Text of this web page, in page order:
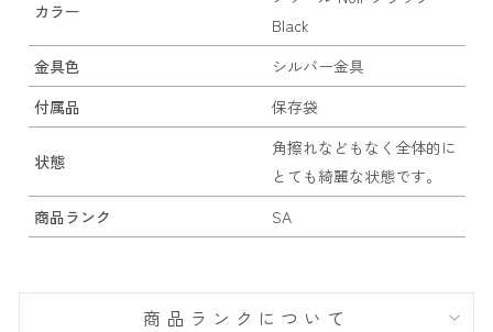
カラー
Black
金具色
シルバー金具
付属品
保存袋
状態
角擦れなどもなく全体的に
とても綺麗な状態です。
商品ランク
SA
商品ランクについて